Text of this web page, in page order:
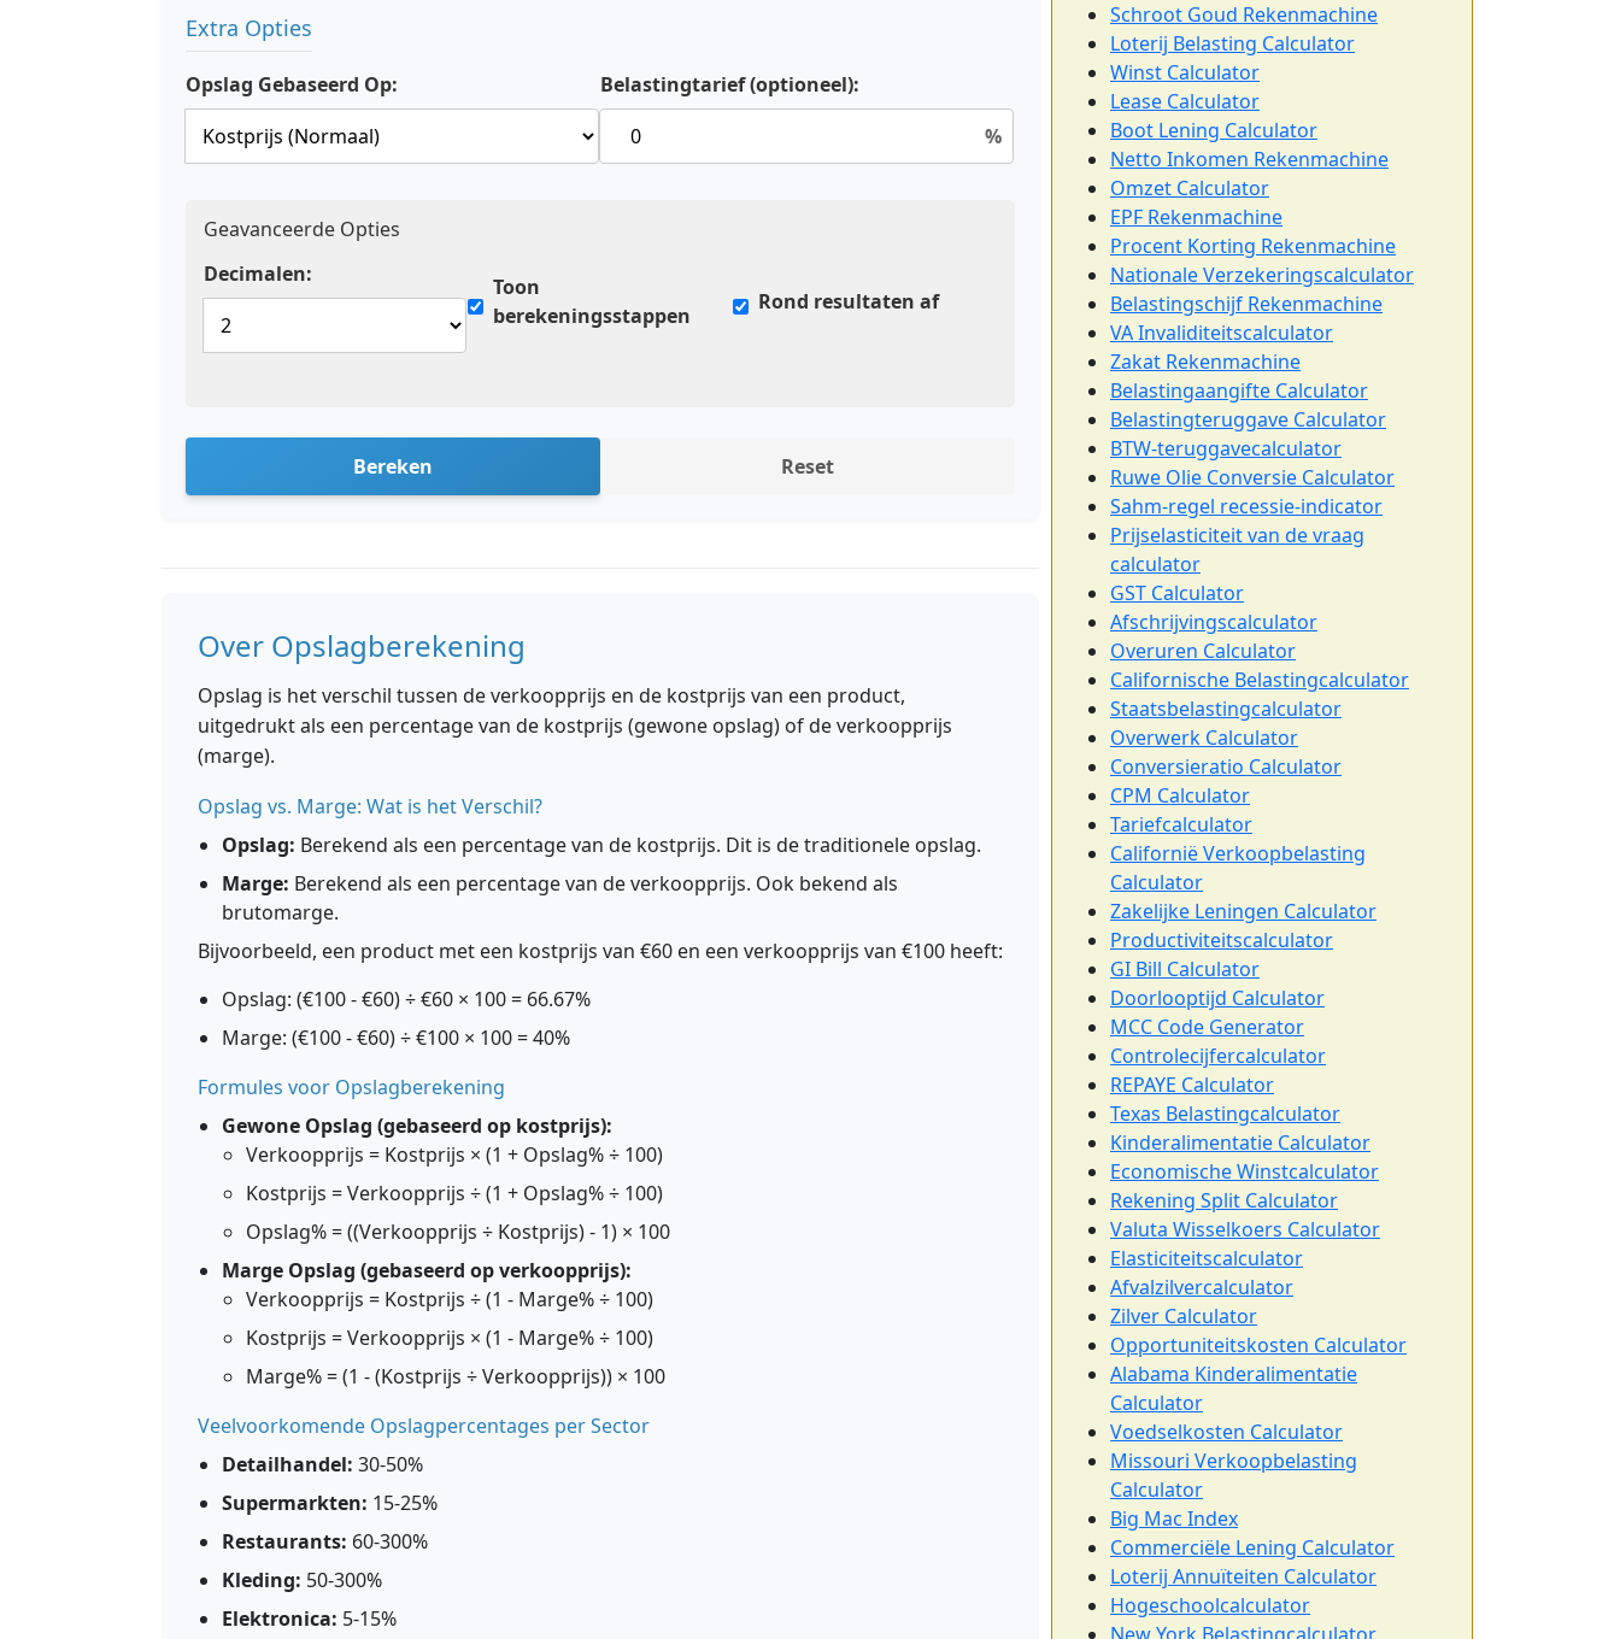
Extra Opties
Opslag Gebaseerd Op:
Belastingtarief (optioneel):
%
Geavanceerde Opties
Decimalen:
Toon
berekeningsstappen
Rond resultaten af
Bereken Reset
Over Opslagberekening
Opslag is het verschil tussen de verkoopprijs en de kostprijs van een product,
uitgedrukt als een percentage van de kostprijs (gewone opslag) of de verkoopprijs
(marge).
Opslag vs. Marge: Wat is het Verschil?
Opslag: Berekend als een percentage van de kostprijs. Dit is de traditionele opslag.
Marge: Berekend als een percentage van de verkoopprijs. Ook bekend als
brutomarge.
Bijvoorbeeld, een product met een kostprijs van €60 en een verkoopprijs van €100 heeft:
Opslag: (€100 - €60) ÷ €60 × 100 = 66.67%
Marge: (€100 - €60) ÷ €100 × 100 = 40%
Formules voor Opslagberekening
Gewone Opslag (gebaseerd op kostprijs):
Verkoopprijs = Kostprijs × (1 + Opslag% ÷ 100)
Kostprijs = Verkoopprijs ÷ (1 + Opslag% ÷ 100)
Opslag% = ((Verkoopprijs ÷ Kostprijs) - 1) × 100
Marge Opslag (gebaseerd op verkoopprijs):
Verkoopprijs = Kostprijs ÷ (1 - Marge% ÷ 100)
Kostprijs = Verkoopprijs × (1 - Marge% ÷ 100)
Marge% = (1 - (Kostprijs ÷ Verkoopprijs)) × 100
Veelvoorkomende Opslagpercentages per Sector
Detailhandel: 30-50%
Supermarkten: 15-25%
Restaurants: 60-300%
Kleding: 50-300%
Elektronica: 5-15%
Schroot Goud Rekenmachine
Loterij Belasting Calculator
Winst Calculator
Lease Calculator
Boot Lening Calculator
Netto Inkomen Rekenmachine
Omzet Calculator
EPF Rekenmachine
Procent Korting Rekenmachine
Nationale Verzekeringscalculator
Belastingschijf Rekenmachine
VA Invaliditeitscalculator
Zakat Rekenmachine
Belastingaangifte Calculator
Belastingteruggave Calculator
BTW-teruggavecalculator
Ruwe Olie Conversie Calculator
Sahm-regel recessie-indicator
Prijselasticiteit van de vraag
calculator
GST Calculator
Afschrijvingscalculator
Overuren Calculator
Californische Belastingcalculator
Staatsbelastingcalculator
Overwerk Calculator
Conversieratio Calculator
CPM Calculator
Tariefcalculator
Californië Verkoopbelasting
Calculator
Zakelijke Leningen Calculator
Productiviteitscalculator
GI Bill Calculator
Doorlooptijd Calculator
MCC Code Generator
Controlecijfercalculator
REPAYE Calculator
Texas Belastingcalculator
Kinderalimentatie Calculator
Economische Winstcalculator
Rekening Split Calculator
Valuta Wisselkoers Calculator
Elasticiteitscalculator
Afvalzilvercalculator
Zilver Calculator
Opportuniteitskosten Calculator
Alabama Kinderalimentatie
Calculator
Voedselkosten Calculator
Missouri Verkoopbelasting
Calculator
Big Mac Index
Commerciële Lening Calculator
Loterij Annuïteiten Calculator
Hogeschoolcalculator